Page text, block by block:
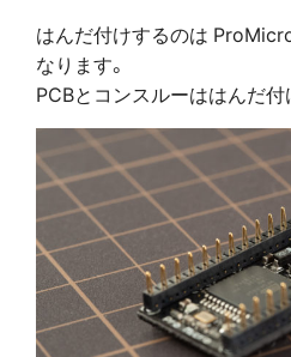
はんだ付けするのは
なります。
PCBとコンスルーははんだ付